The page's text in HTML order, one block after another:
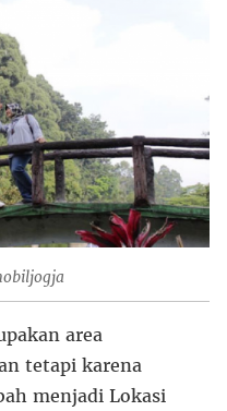
area
tetapi karena
menjadi Lokasi